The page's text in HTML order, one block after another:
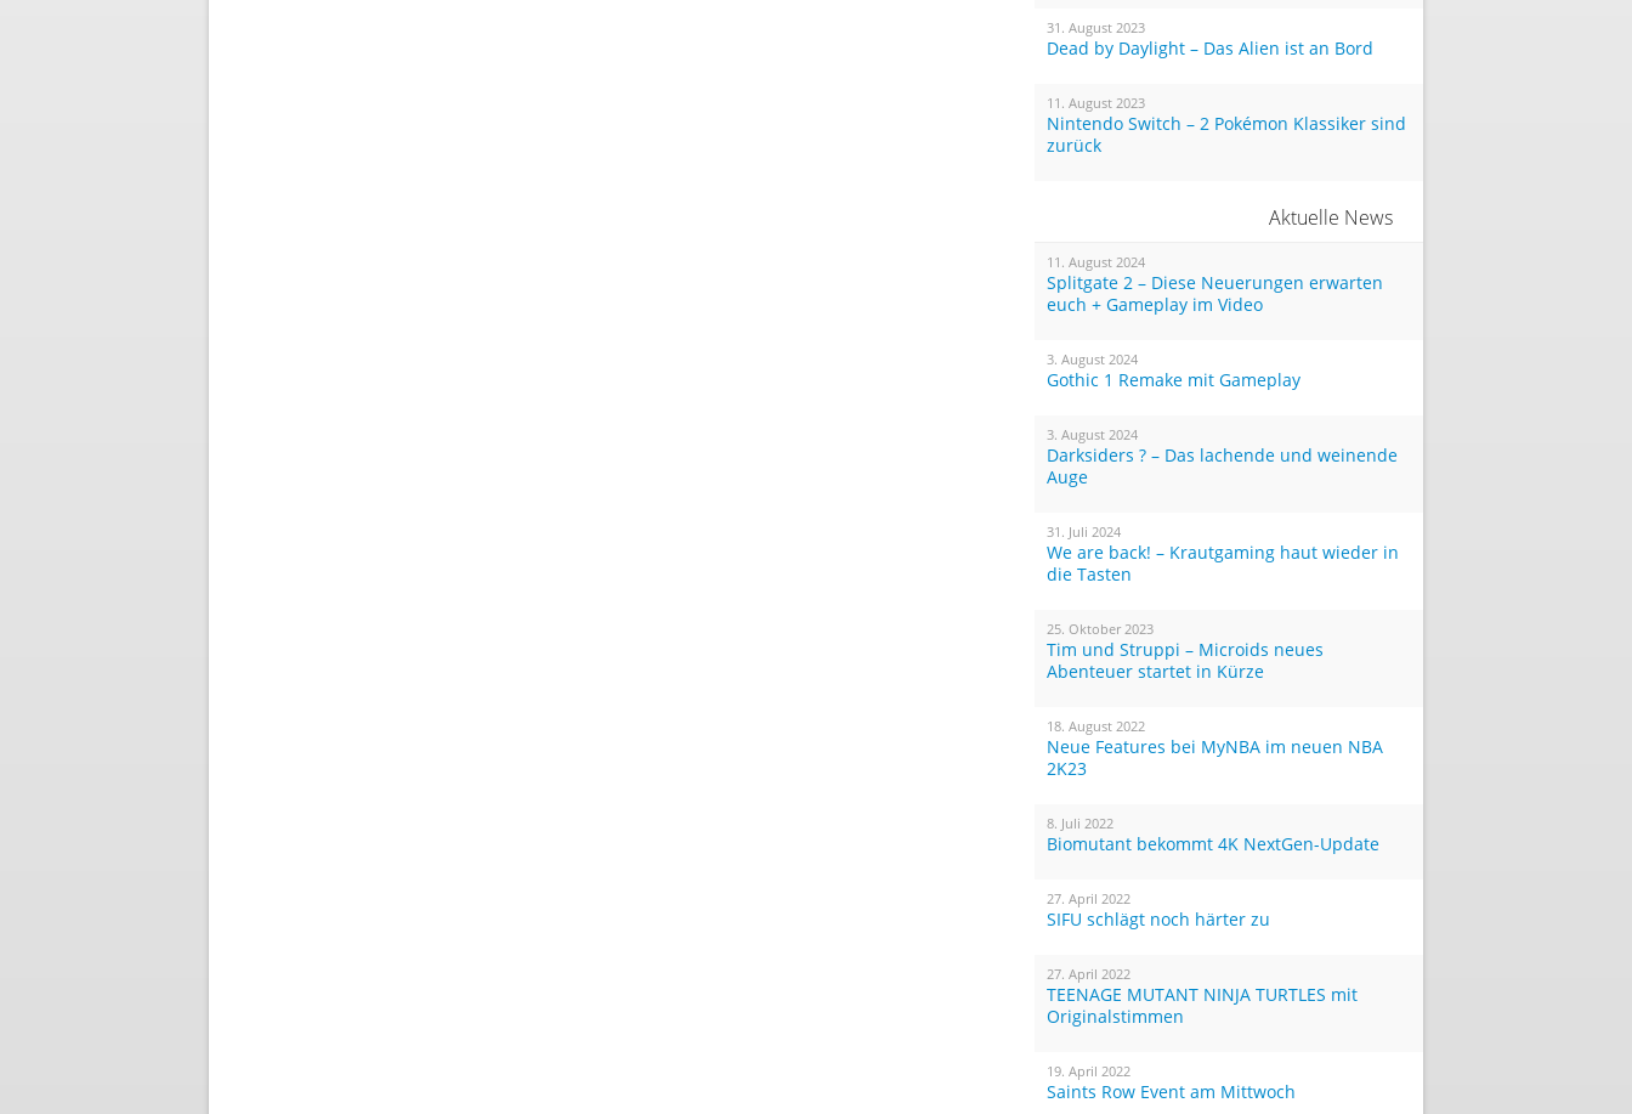
31. August 2023
Dead by Daylight – Das Alien ist an Bord
11. August 2023
Nintendo Switch – 2 Pokémon Klassiker sind
zurück
Aktuelle News
11. August 2024
Splitgate 2 – Diese Neuerungen erwarten
euch + Gameplay im Video
3. August 2024
Gothic 1 Remake mit Gameplay
3. August 2024
Darksiders ? – Das lachende und weinende
Auge
31. Juli 2024
We are back! – Krautgaming haut wieder in
die Tasten
25. Oktober 2023
Tim und Struppi – Microids neues
Abenteuer startet in Kürze
18. August 2022
Neue Features bei MyNBA im neuen NBA
2K23
8. Juli 2022
Biomutant bekommt 4K NextGen-Update
27. April 2022
SIFU schlägt noch härter zu
27. April 2022
TEENAGE MUTANT NINJA TURTLES mit
Originalstimmen
19. April 2022
Saints Row Event am Mittwoch